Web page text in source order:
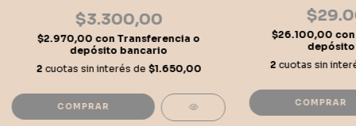
$3.300,00
$2.970,00 con Transferencia o
depósito bancario
2 cuotas sin interés de $1.650,00
$26.100,00 con
2 cuotas sin